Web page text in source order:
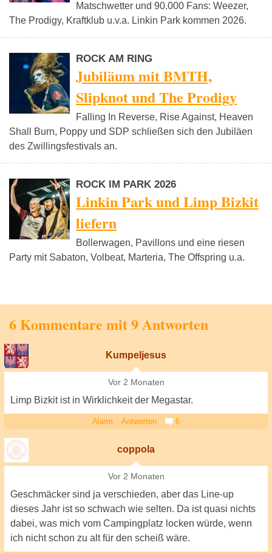
Matschwetter und 90.000 Fans: Weezer,
The Prodigy, Kraftklub u.v.a. Linkin Park kommen 2026.
ROCK AM RING
Jubiläum mit BMTH,
Slipknot und The Prodigy
Falling In Reverse, Rise Against, Heaven
Shall Burn, Poppy und SDP schließen sich den Jubiläen
des Zwillingsfestivals an.
ROCK IM PARK 2026
Linkin Park und Limp Bizkit
liefern
Bollerwagen, Pavillons und eine riesen
Party mit Sabaton, Volbeat, Marteria, The Offspring u.a.
6 Kommentare mit 9 Antworten
Kumpeljesus
Vor 2 Monaten
Limp Bizkit ist in Wirklichkeit der Megastar.
Alarm Antworten 6
coppola
Vor 2 Monaten
Geschmäcker sind ja verschieden, aber das Line-up
dieses Jahr ist so schwach wie selten. Da ist quasi nichts
dabei, was mich vom Campingplatz locken würde, wenn
ich nicht schon zu alt für den scheiß wäre.